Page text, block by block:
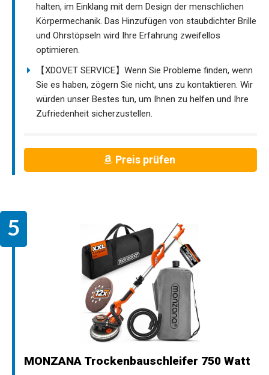
halten, im Einklang mit dem Design der menschlichen
Körpermechanik. Das Hinzufügen von staubdichter Brille
und Ohrstöpseln wird Ihre Erfahrung zweifellos
optimieren.
【XDOVET SERVICE】Wenn Sie Probleme finden, wenn
Sie es haben, zögern Sie nicht, uns zu kontaktieren. Wir
würden unser Bestes tun, um Ihnen zu helfen und Ihre
Zufriedenheit sicherzustellen.
Preis prüfen
MONZANA Trockenbauschleifer 750 Watt